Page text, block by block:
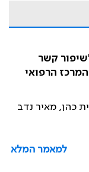
קשר
הרפואי
כהן, מאיר נדב
למאמר המלא